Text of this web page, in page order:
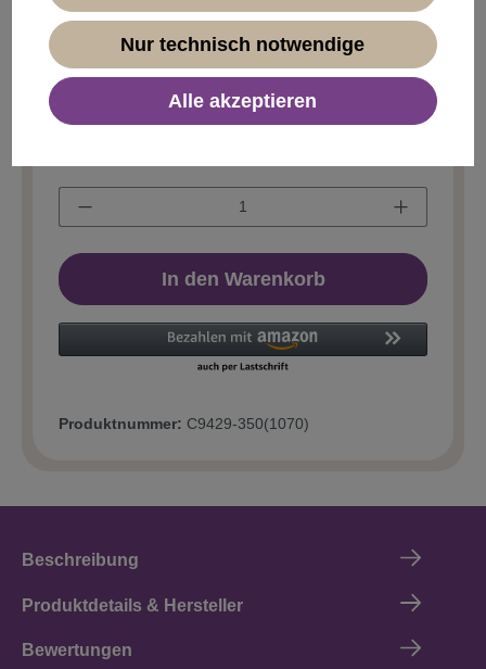
ab20 20% 9,59 €*
11,99 €*
* Preise inkl. MwSt. zzgl.Versandkosten
Sofort verfügbar, Lieferzeit 1-3 Tage
In den Warenkorb
Produktnummer: C9429-350(1070)
Beschreibung
Produktdetails & Hersteller
Bewertungen
Nur technisch notwendige
Alle akzeptieren